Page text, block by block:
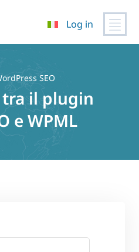
Log in
SEO
il plugin
e WPML